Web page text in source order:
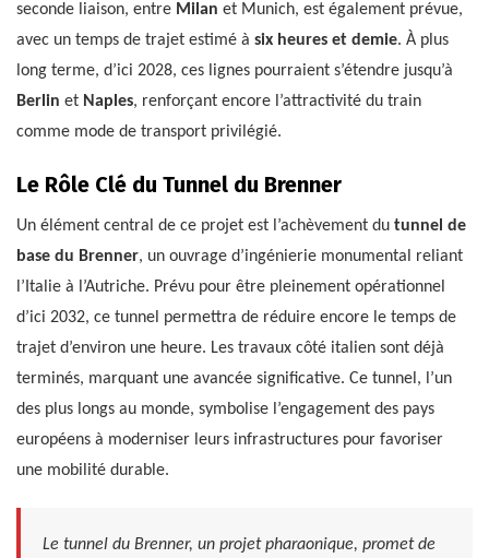
seconde liaison, entre Milan et Munich, est également prévue,
avec un temps de trajet estimé à six heures et demie. À plus
long terme, d’ici 2028, ces lignes pourraient s’étendre jusqu’à
Berlin et Naples, renforçant encore l’attractivité du train
comme mode de transport privilégié.
Le Rôle Clé du Tunnel du Brenner
Un élément central de ce projet est l’achèvement du tunnel de
base du Brenner, un ouvrage d’ingénierie monumental reliant
l’Italie à l’Autriche. Prévu pour être pleinement opérationnel
d’ici 2032, ce tunnel permettra de réduire encore le temps de
trajet d’environ une heure. Les travaux côté italien sont déjà
terminés, marquant une avancée significative. Ce tunnel, l’un
des plus longs au monde, symbolise l’engagement des pays
européens à moderniser leurs infrastructures pour favoriser
une mobilité durable.
Le tunnel du Brenner, un projet pharaonique, promet de